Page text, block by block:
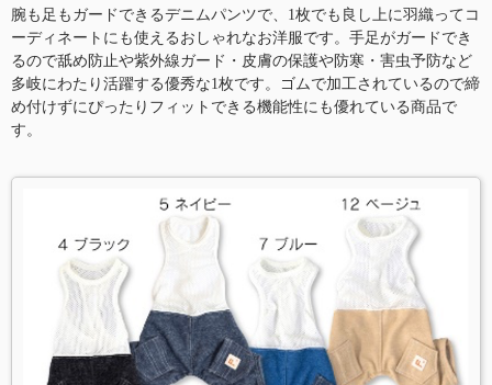
腕も足もガードできるデニムパンツで、1枚でも良し上に羽織ってコ
ーディネートにも使えるおしゃれなお洋服です。手足がガードでき
るので舐め防止や紫外線ガード・皮膚の保護や防寒・害虫予防など
多岐にわたり活躍する優秀な1枚です。ゴムで加工されているので締
め付けずにぴったりフィットできる機能性にも優れている商品で
す。